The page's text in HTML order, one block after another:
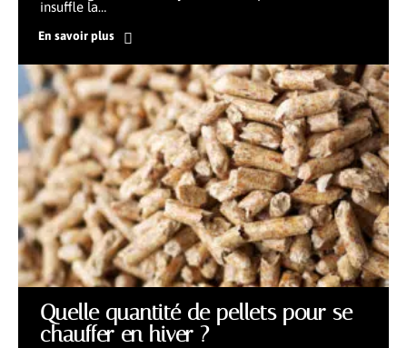
insuffle la…
En savoir plus
Quelle quantité de pellets pour se
chauffer en hiver ?